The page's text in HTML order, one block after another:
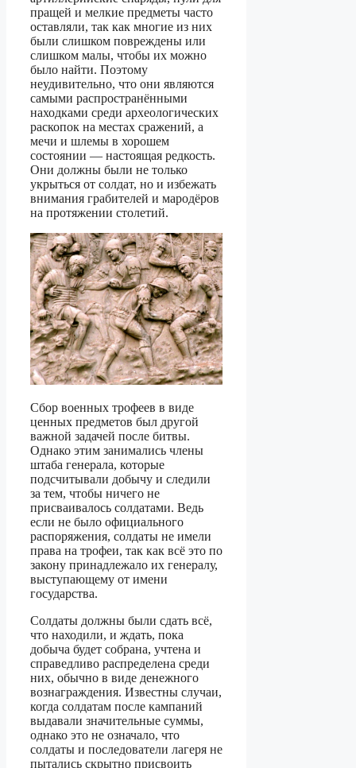
пращей и мелкие предметы часто
оставляли, так как многие из них
были слишком повреждены или
слишком малы, чтобы их можно
было найти. Поэтому
неудивительно, что они являются
самыми распространёнными
находками среди археологических
раскопок на местах сражений, а
мечи и шлемы в хорошем
состоянии — настоящая редкость.
Они должны были не только
укрыться от солдат, но и избежать
внимания грабителей и мародёров
на протяжении столетий.
Сбор военных трофеев в виде
ценных предметов был другой
важной задачей после битвы.
Однако этим занимались члены
штаба генерала, которые
подсчитывали добычу и следили
за тем, чтобы ничего не
присваивалось солдатами. Ведь
если не было официального
распоряжения, солдаты не имели
права на трофеи, так как всё это по
закону принадлежало их генералу,
выступающему от имени
государства.
Солдаты должны были сдать всё,
что находили, и ждать, пока
добыча будет собрана, учтена и
справедливо распределена среди
них, обычно в виде денежного
вознаграждения. Известны случаи,
когда солдатам после кампаний
выдавали значительные суммы,
однако это не означало, что
солдаты и последователи лагеря не
пытались скрытно присвоить